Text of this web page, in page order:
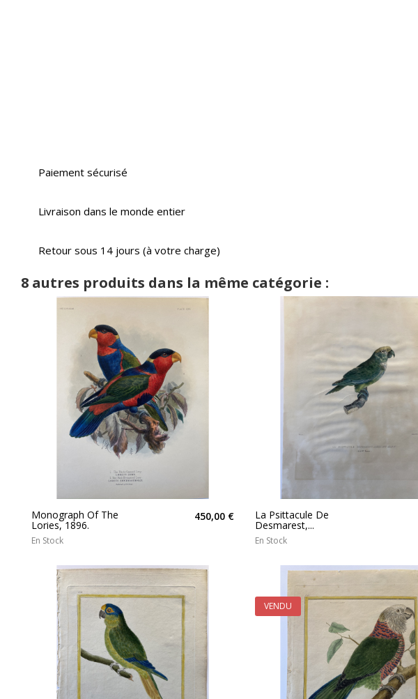
Paiement sécurisé
Livraison dans le monde entier
Retour sous 14 jours (à votre charge)
8 autres produits dans la même catégorie :
Monograph Of The
Lories, 1896.
450,00 €
En Stock
La Psittacule De
Desmarest,...
En Stock
VENDU